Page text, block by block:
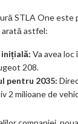
STLA One este
astfel:
inițială: Va avea
208.
pentru 2035:
2 milioane de